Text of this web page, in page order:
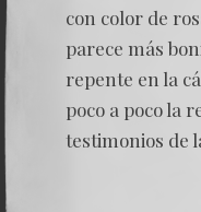
con color de
parece más
repente en la
poco a poco la
testimonios de